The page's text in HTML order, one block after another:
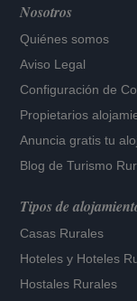
Nosotros
Quiénes somos
Aviso Legal
Configuración de
Propietarios
Anuncia gratis tu
Blog de Turismo
Tipos de
Casas Rurales
Hoteles y Hoteles
Hostales Rurales